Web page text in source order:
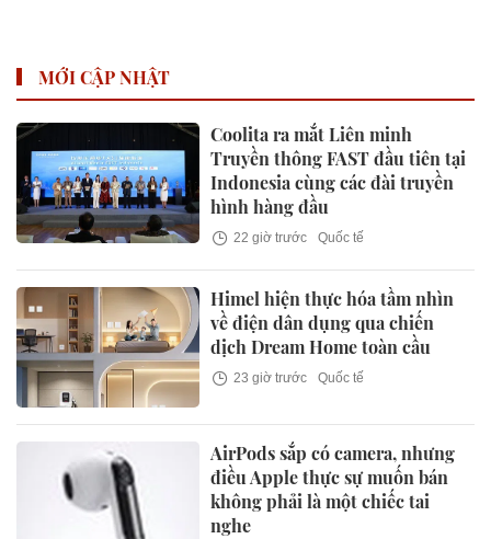
MỚI CẬP NHẬT
Coolita ra mắt Liên minh
Truyền thông FAST đầu tiên tại
Indonesia cùng các đài truyền
hình hàng đầu
22 giờ trước Quốc tế
Himel hiện thực hóa tầm nhìn
về điện dân dụng qua chiến
dịch Dream Home toàn cầu
23 giờ trước Quốc tế
AirPods sắp có camera, nhưng
điều Apple thực sự muốn bán
không phải là một chiếc tai
nghe